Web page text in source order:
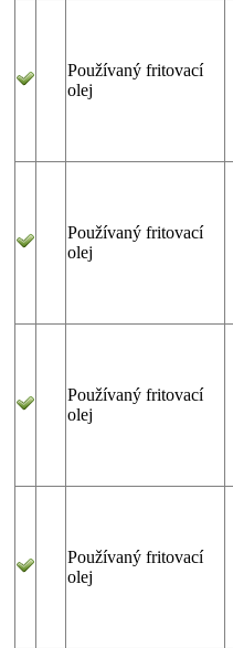
Používaný fritovací
olej
Používaný fritovací
olej
Používaný fritovací
olej
Používaný fritovací
olej